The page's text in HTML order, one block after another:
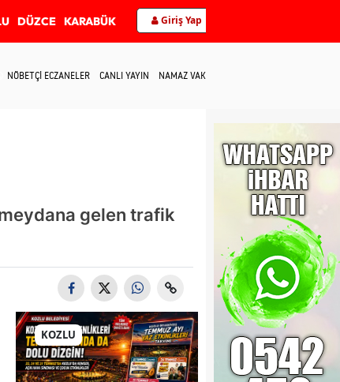
DÜZCE KARABÜK Giriş Yap
NÖBETÇİ ECZANELER CANLI YAYIN NAMAZ VAKİTLERİ
gelen trafik
KOZLU